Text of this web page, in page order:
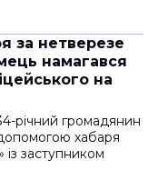
за нетверезе
намагався
на
річний громадянин
хабаря
із заступником